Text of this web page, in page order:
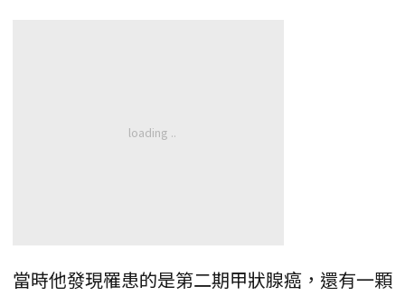
當時他發現罹患的是第二期甲狀腺癌，還有一顆